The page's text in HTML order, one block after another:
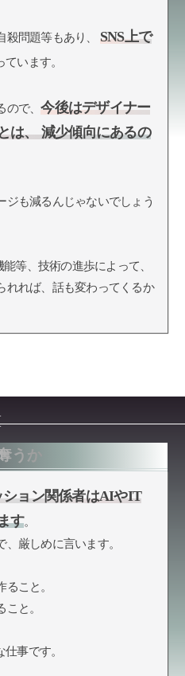
殺問題等もあり、 SNS上で
ています。
ので、今後はデザイナー
は、 減少傾向にあるの
ジも減るんじゃないでしょう
等、技術の進歩によって、
れれば、話も変わってくるか
うか
ョン関係者はAIやIT
す。
厳しめに言います。
こと。
と。
事です。